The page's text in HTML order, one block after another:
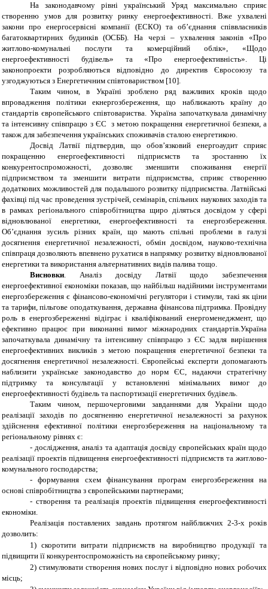
На законодавчому рівні український Уряд максимально сприяє
створенню умов для розвитку ринку енергоефективності. Вже ухвалені
закони про енергосервісні компанії (ЕСКО) та об’єднання співвласників
багатоквартирних будинків (ОСББ). На черзі – ухвалення законів «Про
житлово-комунальні послуги та комерційний облік», «Щодо
енергоефективності будівель» та «Про енергоефективність». Ці
законопроекти розробляються відповідно до директив Євросоюзу та
узгоджуються з Енергетичним співтовариством [10].
Таким чином, в Україні зроблено ряд важливих кроків щодо
впровадження політики екнергозбереження, що наближають країну до
стандартів європейського співтовариства. Україна започаткувала динамічну
та інтенсивну співпрацю з ЄС з метою покращення енергетичної безпеки, а
також для забезпечення українських споживачів сталою енергетикою.
Досвід Латвії підтвердив, що обов’язковий енергоаудит сприяє
покращенню енергоефективності підприємств та зростанню їх
конкурентоспроможності, дозволяє зменшити споживання енергії
підприємством та зменшити витрати підприємства, сприяє створенню
додаткових можливостей для подальшого розвитку підприємства. Латвійські
фахівці під час проведення зустрічей, семінарів, спільних наукових заходів та
в рамках регіонального співробітництва щиро діляться досвідом у сфері
відновлюваної енергетики, енергоефективності та енергозбереження.
Об’єднання зусиль різних країн, що мають спільні проблеми в галузі
досягнення енергетичної незалежності, обмін досвідом, науково-технічна
співпраця дозволяють впевнено рухатися в напрямку розвитку відновлюваної
енергетики та використання альтернативних видів палива тощо.
Висновки. Аналіз досвіду Латвії щодо забезпечення
енергоефективної економіки показав, що найбільш надійними інструментами
енергозбереження є фінансово-економічні регулятори і стимули, такі як ціни
та тарифи, пільгове оподаткування, державна фінансова підтримка. Провідну
роль в енергозбереженні відіграє і кваліфікований енергоменеджмент, що
ефективно працює при виконанні вимог міжнародних стандартів.Україна
започаткувала динамічну та інтенсивну співпрацю з ЄС задля вирішення
енергоефективних викликів з метою покращення енергетичної безпеки та
досягнення енергетичної незалежності. Європейські експерти допомагають
наблизити українське законодавство до норм ЄС, надаючи стратегічну
підтримку та консультації у встановленні мінімальних вимог до
енергоефективності будівель та паспортизації енергетичних будівель.
Таким чином, першочерговими завданнями для України щодо
реалізації заходів по досягненню енергетичної незалежності за рахунок
здійснення ефективної політики енергозбереження на національному та
регіональному рівнях є:
- дослідження, аналіз та адаптація досвіду європейських країн щодо
реалізації проектів підвищення енергоефективності підприємств та житлово-
комунального господарства;
- формування схем фінансування програм енергозбереження на
основі співробітництва з європейськими партнерами;
- створення та реалізація проектів підвищення енергоефективності
економіки.
Реалізація поставлених завдань протягом найближчих 2-3-х років
дозволить:
1) скоротити витрати підприємств на виробництво продукції та
підвищити її конкурентоспроможність на європейському ринку;
2) стимулювати створення нових послуг і відповідно нових робочих
місць;